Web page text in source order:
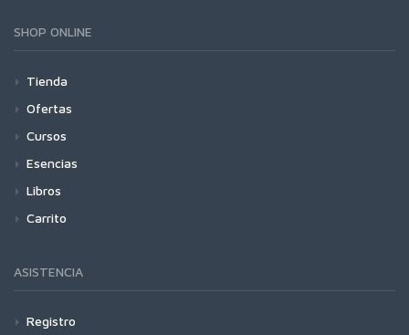
SHOP ONLINE
Tienda
Ofertas
Cursos
Esencias
Libros
Carrito
ASISTENCIA
Registro